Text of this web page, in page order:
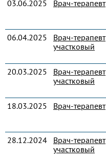
03.06.2025
Врач-терапевт
06.04.2025
Врач-терапевт
участковый
20.03.2025
Врач-терапевт
участковый
18.03.2025
Врач-терапевт
28.12.2024
Врач-терапевт
участковый